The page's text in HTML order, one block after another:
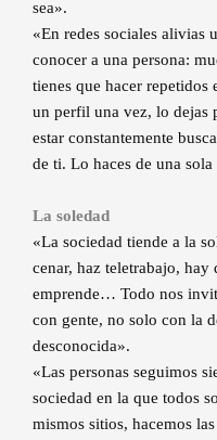
sea».
«En redes sociales alivias
conocer a una persona:
tienes que hacer repetidos
un perfil una vez, lo dejas
estar constantemente
de ti. Lo haces de una sola
La soledad
«La sociedad tiende a la
cenar, haz teletrabajo, hay
emprende… Todo nos
con gente, no solo con la
desconocida».
«Las personas seguimos
sociedad en la que todos
mismos sitios, hacemos